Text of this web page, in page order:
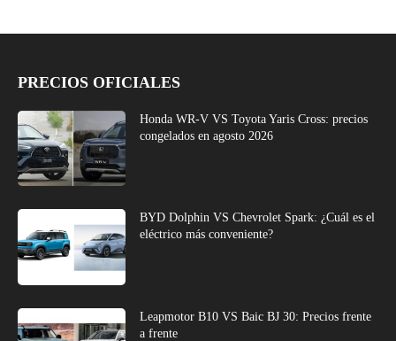
PRECIOS OFICIALES
Honda WR-V VS Toyota Yaris Cross: precios
congelados en agosto 2026
BYD Dolphin VS Chevrolet Spark: ¿Cuál es el
eléctrico más conveniente?
Leapmotor B10 VS Baic BJ 30: Precios frente
a frente